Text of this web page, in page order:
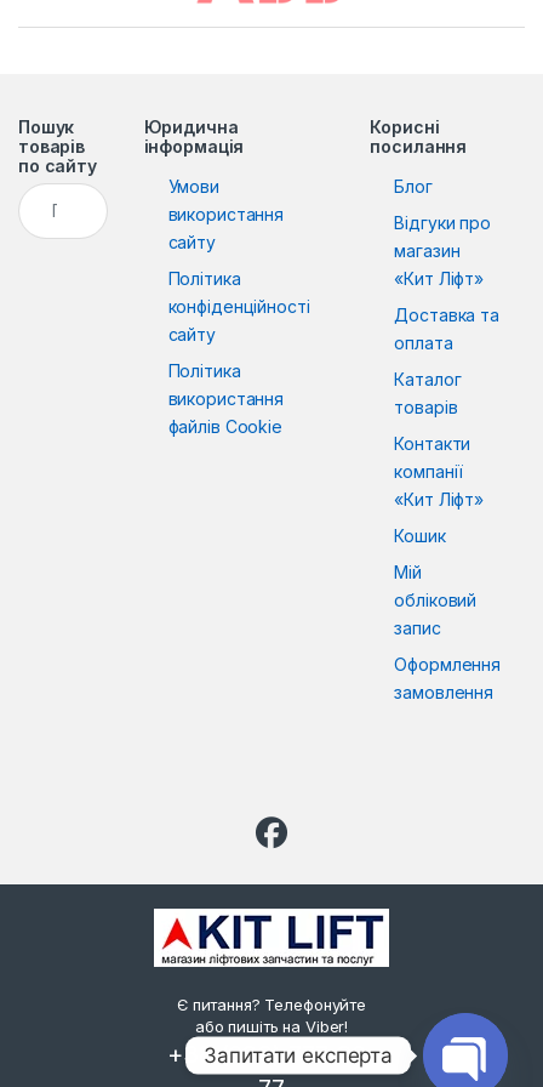
Пошук
товарів
по сайту
Пошук:
Юридична
інформація
Умови
використання
сайту
Політика
конфіденційності
сайту
Політика
використання
файлів Cookie
Корисні
посилання
Блог
Відгуки про
магазин
«Кит Ліфт»
Доставка та
оплата
Каталог
товарів
Контакти
компанії
«Кит Ліфт»
Кошик
Мій
обліковий
запис
Оформлення
замовлення
Є питання? Телефонуйте
або пишіть на Viber!
+38 (093) 777-90-
Запитати експерта